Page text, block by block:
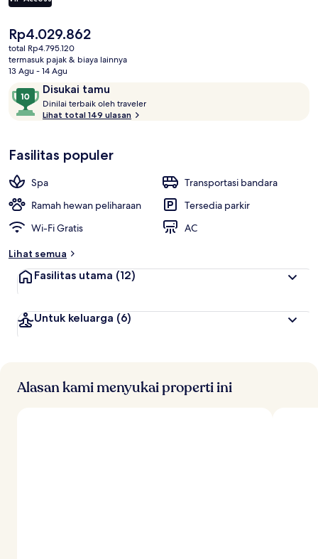
Harga
saat
ini
Rp4.029.862
Rp4.029.862
total Rp4.795.120
termasuk pajak & biaya lainnya
13 Agu - 14 Agu
Ulasan Disukai tamu
10
dari
10,
tamu
Dinilai terbaik oleh traveler
i
r
a
Lihat total 149 ulasan
Fasilitas populer
Spa
Transportasi bandara
Ramah hewan peliharaan
Tersedia parkir
Wi-Fi Gratis
AC
Lihat semua
Fasilitas utama (12)
Untuk keluarga (6)
Alasan kami menyukai properti ini